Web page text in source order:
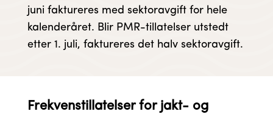
juni faktureres med sektoravgift for hele
kalenderåret. Blir PMR-tillatelser utstedt
etter 1. juli, faktureres det halv sektoravgift.
Frekvenstillatelser for jakt- og